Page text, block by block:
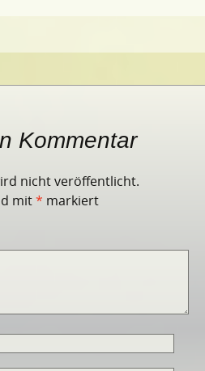
Kommentar
nicht veröffentlicht.
mit* markiert